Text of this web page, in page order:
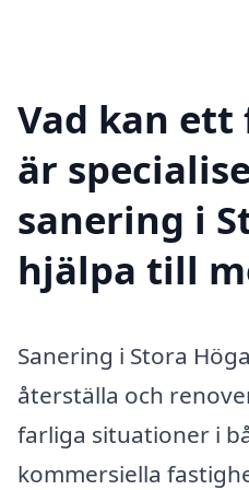
Vad kan ett
är
sanering i
hjälpa till
Sanering i Stora
återställa och
farliga situationer i
kommersiella